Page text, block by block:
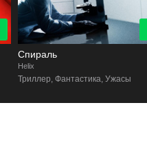
Спираль
Helix
Триллер, Фантастика, Ужасы